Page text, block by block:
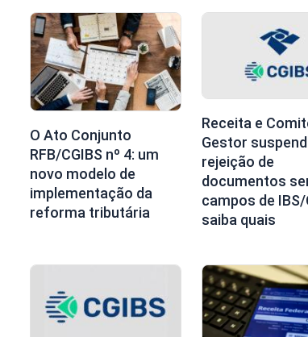
O Ato Conjunto
RFB/CGIBS nº 4: um
novo modelo de
implementação da
reforma tributária
Receita e
Gestor
rejeição de
documentos
campos de IBS/
saiba quais